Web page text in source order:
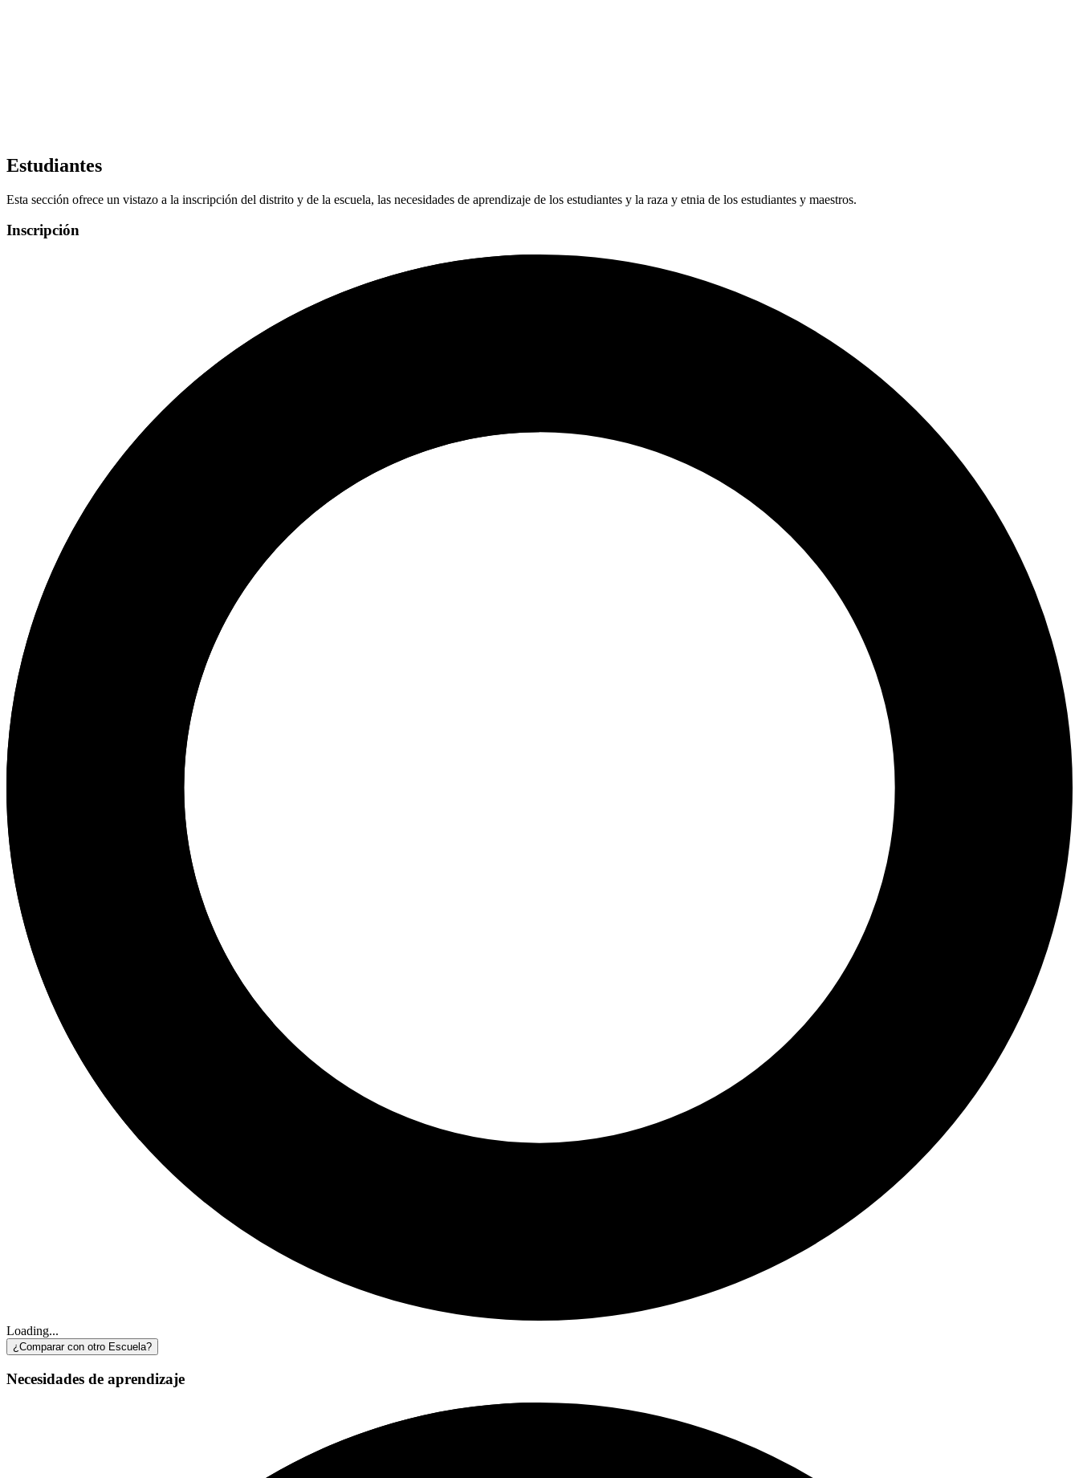
Estudiantes
Esta sección ofrece un vistazo a la inscripción del distrito y de la escuela, las necesidades de aprendizaje de los estudiantes y la raza y etnia de los estudiantes y maestros.
Inscripción
Loading...
¿Comparar con otro Escuela?
Necesidades de aprendizaje